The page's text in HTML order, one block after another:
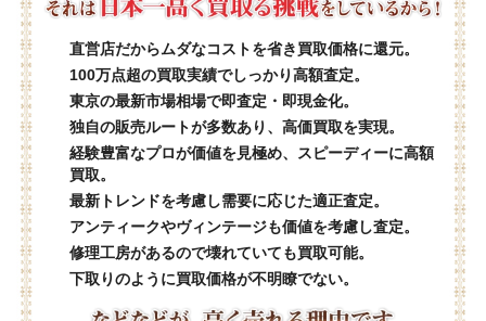
直営店だからムダなコストを省き買取価格に還元。
100万点超の買取実績でしっかり高額査定。
東京の最新市場相場で即査定・即現金化。
独自の販売ルートが多数あり、高価買取を実現。
経験豊富なプロが価値を見極め、スピーディーに高額
買取。
最新トレンドを考慮し需要に応じた適正査定。
アンティークやヴィンテージも価値を考慮し査定。
修理工房があるので壊れていても買取可能。
下取りのように買取価格が不明瞭でない。